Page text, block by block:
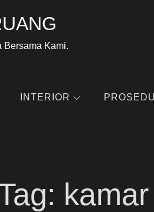
Bersama Kami.
INTERIOR